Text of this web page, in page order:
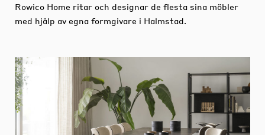
Rowico Home ritar och designar de flesta sina möbler
med hjälp av egna formgivare i Halmstad.